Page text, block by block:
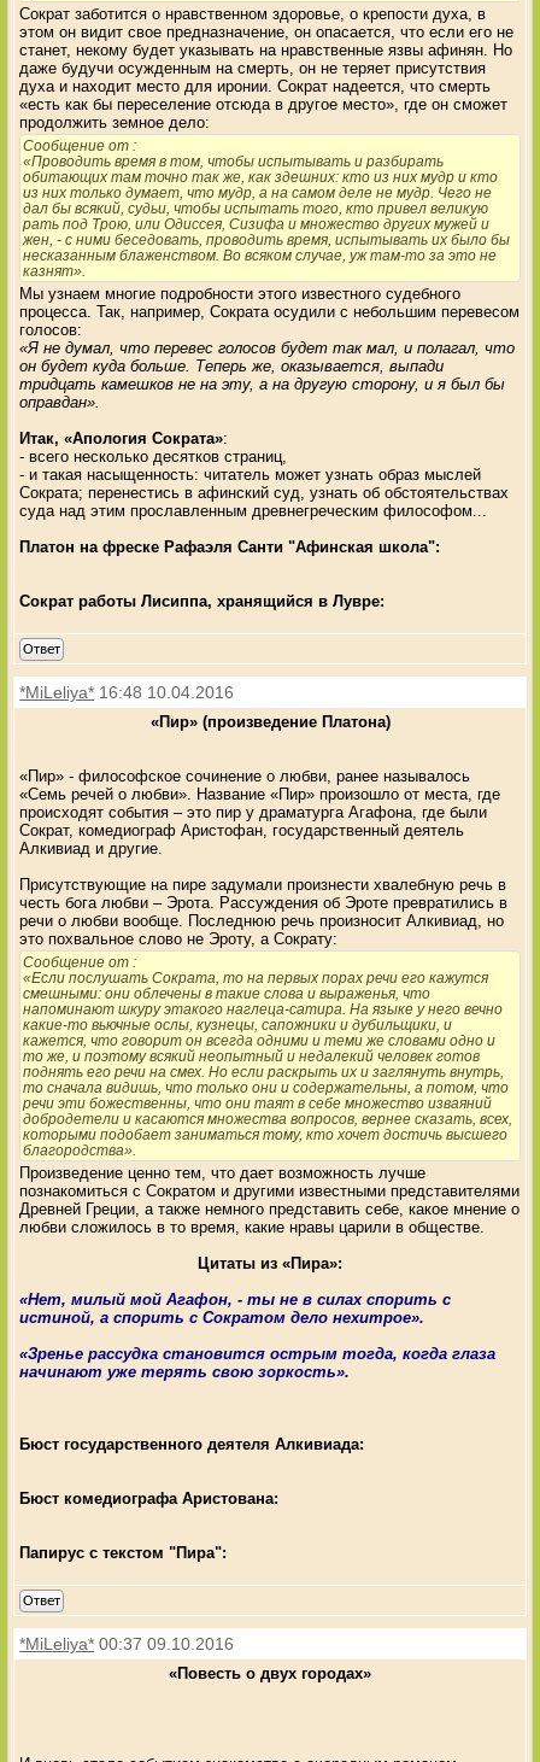
Сократ заботится о нравственном здоровье, о крепости духа, в
этом он видит свое предназначение, он опасается, что если его не
станет, некому будет указывать на нравственные язвы афинян. Но
даже будучи осужденным на смерть, он не теряет присутствия
духа и находит место для иронии. Сократ надеется, что смерть
«есть как бы переселение отсюда в другое место», где он сможет
продолжить земное дело:
Сообщение от :
«Проводить время в том, чтобы испытывать и разбирать
обитающих там точно так же, как здешних: кто из них мудр и кто
из них только думает, что мудр, а на самом деле не мудр. Чего не
дал бы всякий, судьи, чтобы испытать того, кто привел великую
рать под Трою, или Одиссея, Сизифа и множество других мужей и
жен, - с ними беседовать, проводить время, испытывать их было бы
несказанным блаженством. Во всяком случае, уж там-то за это не
казнят».
Мы узнаем многие подробности этого известного судебного
процесса. Так, например, Сократа осудили с небольшим перевесом
голосов:
«Я не думал, что перевес голосов будет так мал, и полагал, что
он будет куда больше. Теперь же, оказывается, выпади
тридцать камешков не на эту, а на другую сторону, и я был бы
оправдан».
Итак, «Апология Сократа»:
- всего несколько десятков страниц,
- и такая насыщенность: читатель может узнать образ мыслей
Сократа; перенестись в афинский суд, узнать об обстоятельствах
суда над этим прославленным древнегреческим философом...
Платон на фреске Рафаэля Санти "Афинская школа":
Сократ работы Лисиппа, хранящийся в Лувре:
Ответ
*MiLeliya* 16:48 10.04.2016
«Пир» (произведение Платона)
«Пир» - философское сочинение о любви, ранее называлось
«Семь речей о любви». Название «Пир» произошло от места, где
происходят события – это пир у драматурга Агафона, где были
Сократ, комедиограф Аристофан, государственный деятель
Алкивиад и другие.
Присутствующие на пире задумали произнести хвалебную речь в
честь бога любви – Эрота. Рассуждения об Эроте превратились в
речи о любви вообще. Последнюю речь произносит Алкивиад, но
это похвальное слово не Эроту, а Сократу:
Сообщение от :
«Если послушать Сократа, то на первых порах речи его кажутся
смешными: они облечены в такие слова и выраженья, что
напоминают шкуру этакого наглеца-сатира. На языке у него вечно
какие-то вьючные ослы, кузнецы, сапожники и дубильщики, и
кажется, что говорит он всегда одними и теми же словами одно и
то же, и поэтому всякий неопытный и недалекий человек готов
поднять его речи на смех. Но если раскрыть их и заглянуть внутрь,
то сначала видишь, что только они и содержательны, а потом, что
речи эти божественны, что они таят в себе множество изваяний
добродетели и касаются множества вопросов, вернее сказать, всех,
которыми подобает заниматься тому, кто хочет достичь высшего
благородства».
Произведение ценно тем, что дает возможность лучше
познакомиться с Сократом и другими известными представителями
Древней Греции, а также немного представить себе, какое мнение о
любви сложилось в то время, какие нравы царили в обществе.
Цитаты из «Пира»:
«Нет, милый мой Агафон, - ты не в силах спорить с
истиной, а спорить с Сократом дело нехитрое».
«Зренье рассудка становится острым тогда, когда глаза
начинают уже терять свою зоркость».
Бюст государственного деятеля Алкивиада:
Бюст комедиографа Аристована:
Папирус с текстом "Пира":
Ответ
*MiLeliya* 00:37 09.10.2016
«Повесть о двух городах»